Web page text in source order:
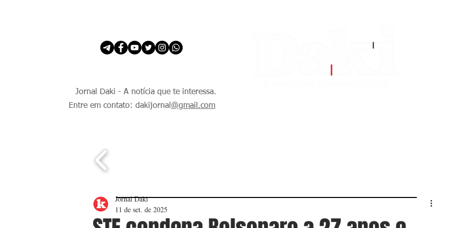
Jornal Daki - A notícia que te interessa.
Entre em contato: dakijornal @gmail.com
Jornal Daki
11 de set. de 2025